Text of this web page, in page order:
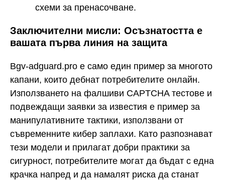
схеми за пренасочване.
Заключителни мисли: Осъзнатостта е
вашата първа линия на защита
Bgv-adguard.pro е само един пример за многото
капани, които дебнат потребителите онлайн.
Използването на фалшиви CAPTCHA тестове и
подвеждащи заявки за известия е пример за
манипулативните тактики, използвани от
съвременните кибер заплахи. Като разпознават
тези модели и прилагат добри практики за
сигурност, потребителите могат да бъдат с една
крачка напред и да намалят риска да станат